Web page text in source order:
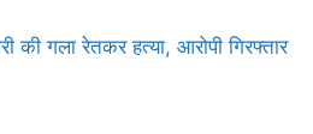
की गला रेतकर हत्या, आरोपी गिरफ्तार